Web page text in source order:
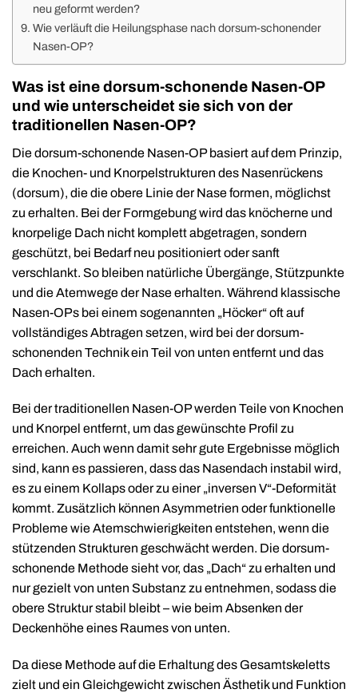
neu geformt werden?
Wie verläuft die Heilungsphase nach dorsum-schonender
Nasen-OP?
Was ist eine dorsum-schonende Nasen-OP
und wie unterscheidet sie sich von der
traditionellen Nasen-OP?
Die dorsum-schonende Nasen-OP basiert auf dem Prinzip,
die Knochen- und Knorpelstrukturen des Nasenrückens
(dorsum), die die obere Linie der Nase formen, möglichst
zu erhalten. Bei der Formgebung wird das knöcherne und
knorpelige Dach nicht komplett abgetragen, sondern
geschützt, bei Bedarf neu positioniert oder sanft
verschlankt. So bleiben natürliche Übergänge, Stützpunkte
und die Atemwege der Nase erhalten. Während klassische
Nasen-OPs bei einem sogenannten „Höcker“ oft auf
vollständiges Abtragen setzen, wird bei der dorsum-
schonenden Technik ein Teil von unten entfernt und das
Dach erhalten.
Bei der traditionellen Nasen-OP werden Teile von Knochen
und Knorpel entfernt, um das gewünschte Profil zu
erreichen. Auch wenn damit sehr gute Ergebnisse möglich
sind, kann es passieren, dass das Nasendach instabil wird,
es zu einem Kollaps oder zu einer „inversen V“-Deformität
kommt. Zusätzlich können Asymmetrien oder funktionelle
Probleme wie Atemschwierigkeiten entstehen, wenn die
stützenden Strukturen geschwächt werden. Die dorsum-
schonende Methode sieht vor, das „Dach“ zu erhalten und
nur gezielt von unten Substanz zu entnehmen, sodass die
obere Struktur stabil bleibt – wie beim Absenken der
Deckenhöhe eines Raumes von unten.
Da diese Methode auf die Erhaltung des Gesamtskeletts
zielt und ein Gleichgewicht zwischen Ästhetik und Funktion